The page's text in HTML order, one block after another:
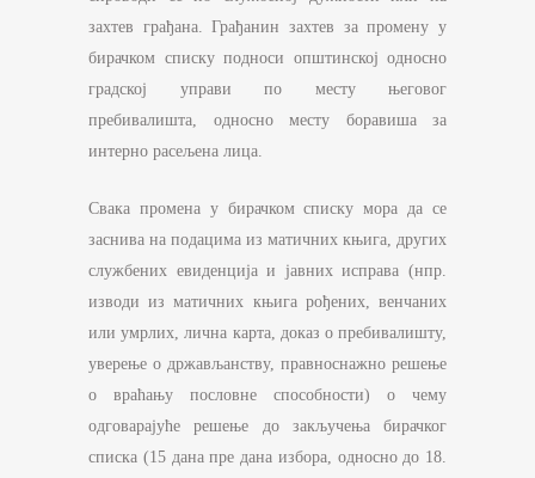
захтев грађана. Грађанин захтев за промену у
бирачком списку подноси општинској односно
градској управи по месту његовог
пребивалишта, односно месту боравиша за
интерно расељена лица.
Свака промена у бирачком списку мора да се
заснива на подацима из матичних књига, других
службених евиденција и јавних исправа (нпр.
изводи из матичних књига рођених, венчаних
или умрлих, лична карта, доказ о пребивалишту,
уверење о држављанству, правноснажно решење
о враћању пословне способности) о чему
одговарајуће решење до закључења бирачког
списка (15 дана пре дана избора, односно до 18.